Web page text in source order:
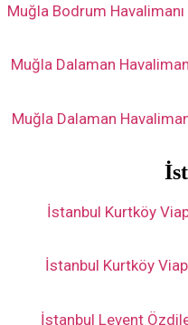
Muğla Bodrum
Muğla Dalaman
Muğla Dalaman
İstanbul Kurtköy
İstanbul Kurtköy
İstanbul Levent